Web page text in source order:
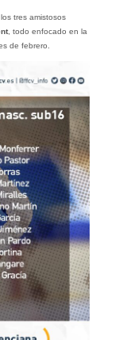
tres amistosos
, todo enfocado en la
de febrero.